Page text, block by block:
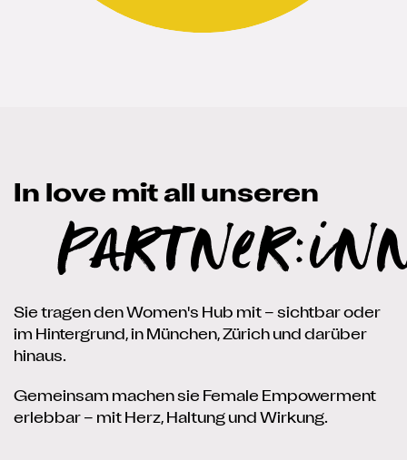
In love mit all unseren
Sie tragen den Women's Hub mit – sichtbar oder
im Hintergrund, in München, Zürich und darüber
hinaus.
Gemeinsam machen sie Female Empowerment
erlebbar – mit Herz, Haltung und Wirkung.